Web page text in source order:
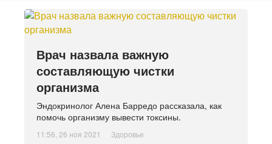
Врач назвала важную
составляющую чистки
организма
Эндокринолог Алена Барредо рассказала, как
помочь организму вывести токсины.
11:56, 26 ноя 2021 Здоровье